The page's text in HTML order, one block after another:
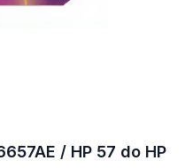
/ HP 57 do HP